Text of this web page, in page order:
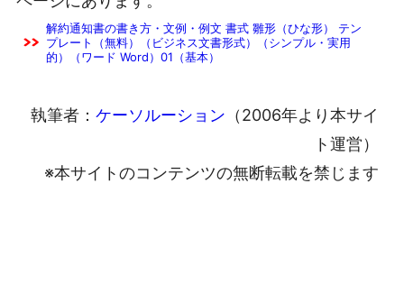
解約通知書の書き方・文例・例文 書式 雛形（ひな形） テン
プレート（無料）（ビジネス文書形式）（シンプル・実用
的）（ワード Word）01（基本）
執筆者： ケーソルーション （2006年より本サイ
ト運営）
※本サイトのコンテンツの無断転載を禁じます